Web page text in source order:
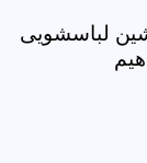
لباسشویی